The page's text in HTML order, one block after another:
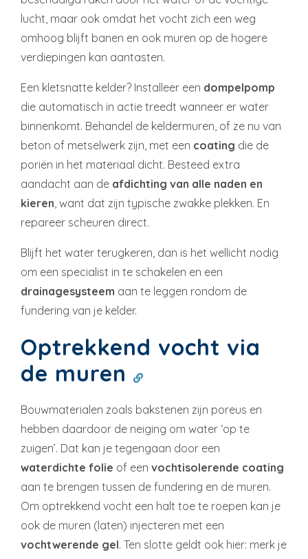
lucht, maar ook omdat het vocht zich een weg
omhoog blijft banen en ook muren op de hogere
verdiepingen kan aantasten.
Een kletsnatte kelder? Installeer een dompelpomp
die automatisch in actie treedt wanneer er water
binnenkomt. Behandel de keldermuren, of ze nu van
beton of metselwerk zijn, met een coating die de
poriën in het materiaal dicht. Besteed extra
aandacht aan de afdichting van alle naden en
kieren , want dat zijn typische zwakke plekken. En
repareer scheuren direct.
Blijft het water terugkeren, dan is het wellicht nodig
om een specialist in te schakelen en een
drainagesysteem aan te leggen rondom de
fundering van je kelder.
Optrekkend vocht via
de muren
Bouwmaterialen zoals bakstenen zijn poreus en
hebben daardoor de neiging om water ‘op te
zuigen’. Dat kan je tegengaan door een
waterdichte folie of een vochtisolerende coating
aan te brengen tussen de fundering en de muren.
Om optrekkend vocht een halt toe te roepen kan je
ook de muren (laten) injecteren met een
vochtwerende gel. Ten slotte geldt ook hier: merk je